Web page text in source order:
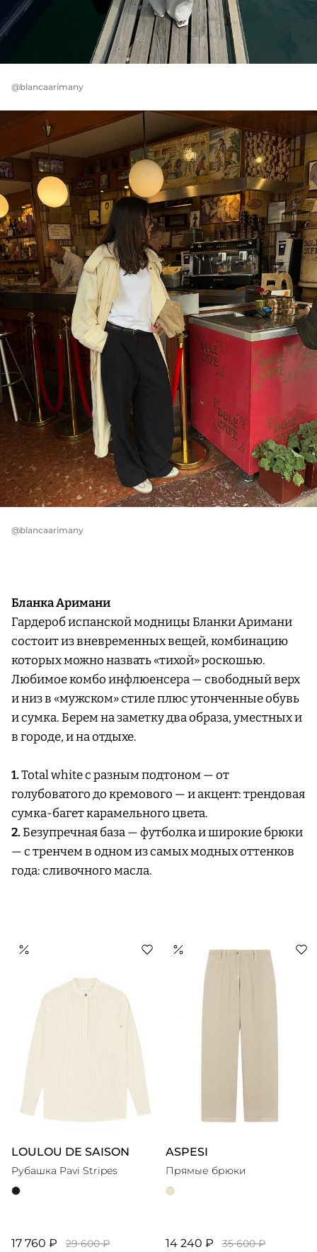
@blancaarimany
@blancaarimany
Бланка Аримани
Гардероб испанской модницы Бланки Аримани
состоит из вневременных вещей, комбинацию
которых можно назвать «тихой» роскошью.
Любимое комбо инфлюенсера — свободный верх
и низ в «мужском» стиле плюс утонченные обувь
и сумка. Берем на заметку два образа, уместных и
в городе, и на отдыхе.
1.Total white с разным подтоном — от
голубоватого до кремового — и акцент: трендовая
сумка-багет карамельного цвета.
2.Безупречная база — футболка и широкие брюки
— с тренчем в одном из самых модных оттенков
года: сливочного масла.
LOULOU DE SAISON
Рубашка Pavi Stripes
17 760 ₽ 29 600 ₽
ASPESI
Прямые брюки
14 240 ₽ 35 600 ₽